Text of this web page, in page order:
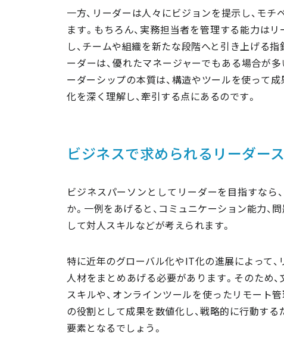
一方、リーダーは人々にビジョンを提示し、モ
ます。もちろん、実務担当者を管理する能力は
し、チームや組織を新たな段階へと引き上げる
ーダーは、優れたマネージャーでもある場合が
ーダーシップの本質は、構造やツールを使って
化を深く理解し、牽引する点にあるのです。
ビジネスで求められるリーダー
ビジネスパーソンとしてリーダーを目指すなら
か。一例をあげると、コミュニケーション能力、
して対人スキルなどが考えられます。
特に近年のグローバル化やIT化の進展によって
人材をまとめあげる必要があります。そのため
スキルや、オンラインツールを使ったリモート
の役割として成果を数値化し、戦略的に行動す
要素となるでしょう。